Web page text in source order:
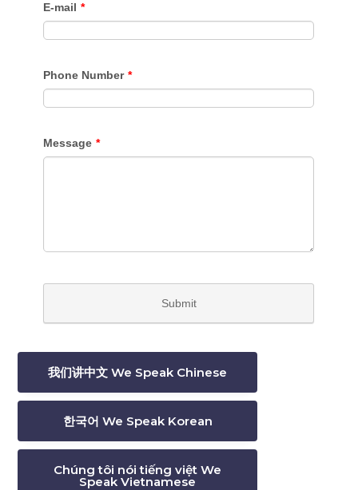
我们讲中文 We Speak Chinese
한국어 We Speak Korean
Chúng tôi nói tiếng việt We
Speak Vietnamese